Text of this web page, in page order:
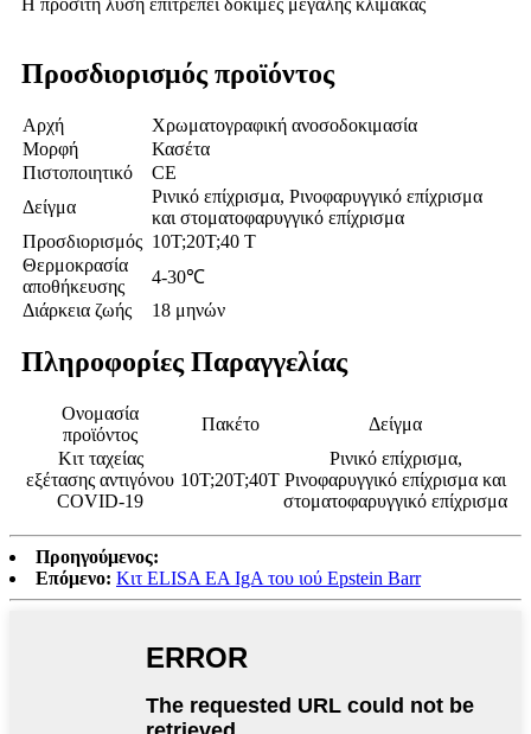
Η προσιτή λύση επιτρέπει δοκιμές μεγάλης κλίμακας
Προσδιορισμός προϊόντος
Αρχή
Χρωματογραφική ανοσοδοκιμασία
Μορφή
Κασέτα
Πιστοποιητικό
CE
Δείγμα
Ρινικό επίχρισμα, Ρινοφαρυγγικό επίχρισμα
και στοματοφαρυγγικό επίχρισμα
Προσδιορισμός 10Τ;20Τ;40 Τ
Θερμοκρασία
αποθήκευσης
4-30℃
Διάρκεια ζωής
18 μηνών
Πληροφορίες Παραγγελίας
Ονομασία
προϊόντος
Πακέτο
Δείγμα
Κιτ ταχείας
εξέτασης αντιγόνου
COVID-19
10Τ;20Τ;40Τ
Ρινικό επίχρισμα,
Ρινοφαρυγγικό επίχρισμα και
στοματοφαρυγγικό επίχρισμα
Προηγούμενος:
Επόμενο: Κιτ ELISA EA IgA του ιού Epstein Barr